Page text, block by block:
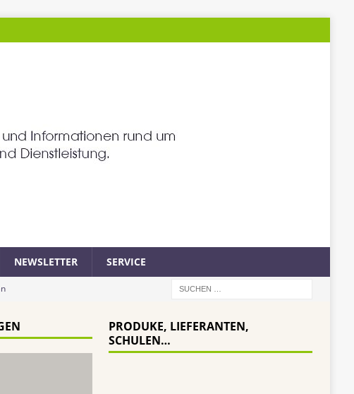
NEWSLETTER SERVICE
PRODUKE, LIEFERANTEN,
SCHULEN…